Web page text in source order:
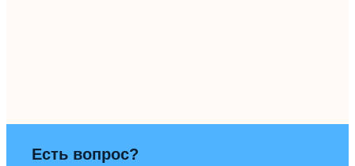
Есть вопрос?